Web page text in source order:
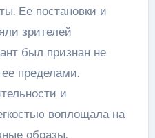
Ее постановки и
зрителей
был признан не
пределами.
и
воплощала на
образы.